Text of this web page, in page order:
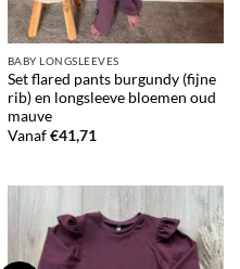
BABY LONGSLEEVES
Set flared pants burgundy (fijne
rib) en longsleeve bloemen oud
mauve
Vanaf €41,71